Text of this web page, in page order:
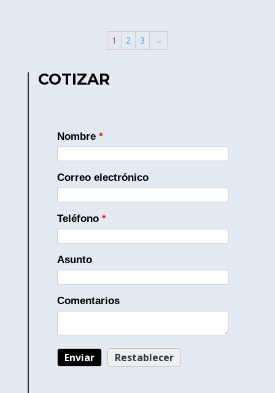
1 2 3 →
COTIZAR
Nombre *
Correo electrónico
Teléfono *
Asunto
Comentarios